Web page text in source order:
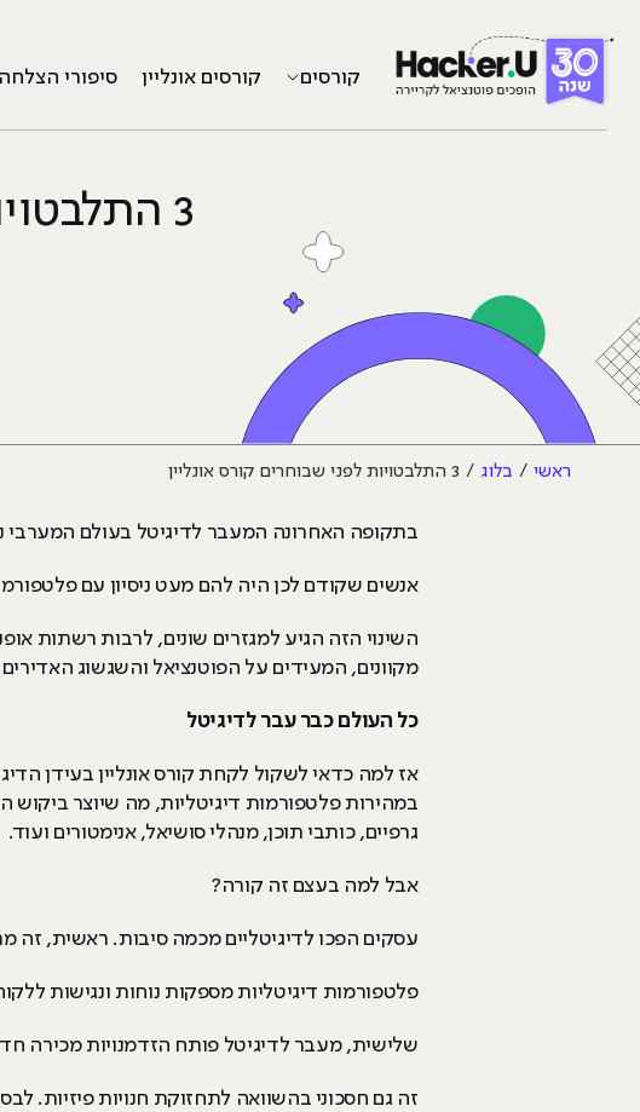
קורסים קורסים אונליין סיפורי הצלחה
3 התלבטויות לפני שבוחרים קורס אונליין
ראשי בלוג 3 התלבטויות לפני שבוחרים קורס אונליין
בתקופה האחרונה המעבר לדיגיטל בעולם המערבי
אנשים שקודם לכן היה להם מעט ניסיון עם
השינוי הזה הגיע למגזרים שונים, לרבות רשתות
מקוונים, המעידים על הפוטנציאל והשגשוג
כל העולם כבר עבר לדיגיטל
אז למה כדאי לשקול לקחת קורס אונליין בעידן
במהירות פלטפורמות דיגיטליות, מה שיוצר ביקוש
גרפיים, כותבי תוכן, מנהלי סושיאל, אנימטורים ועוד.
אבל למה בעצם זה קורה?
עסקים הפכו לדיגיטליים מכמה סיבות. ראשית,
פלטפורמות דיגיטליות מספקות נוחות ונגישות
שלישית, מעבר לדיגיטל פותח הזדמנויות מכירה
זה גם חסכוני בהשוואה לתחזוקת חנויות פיזיות.